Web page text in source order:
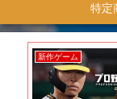
新作ゲーム